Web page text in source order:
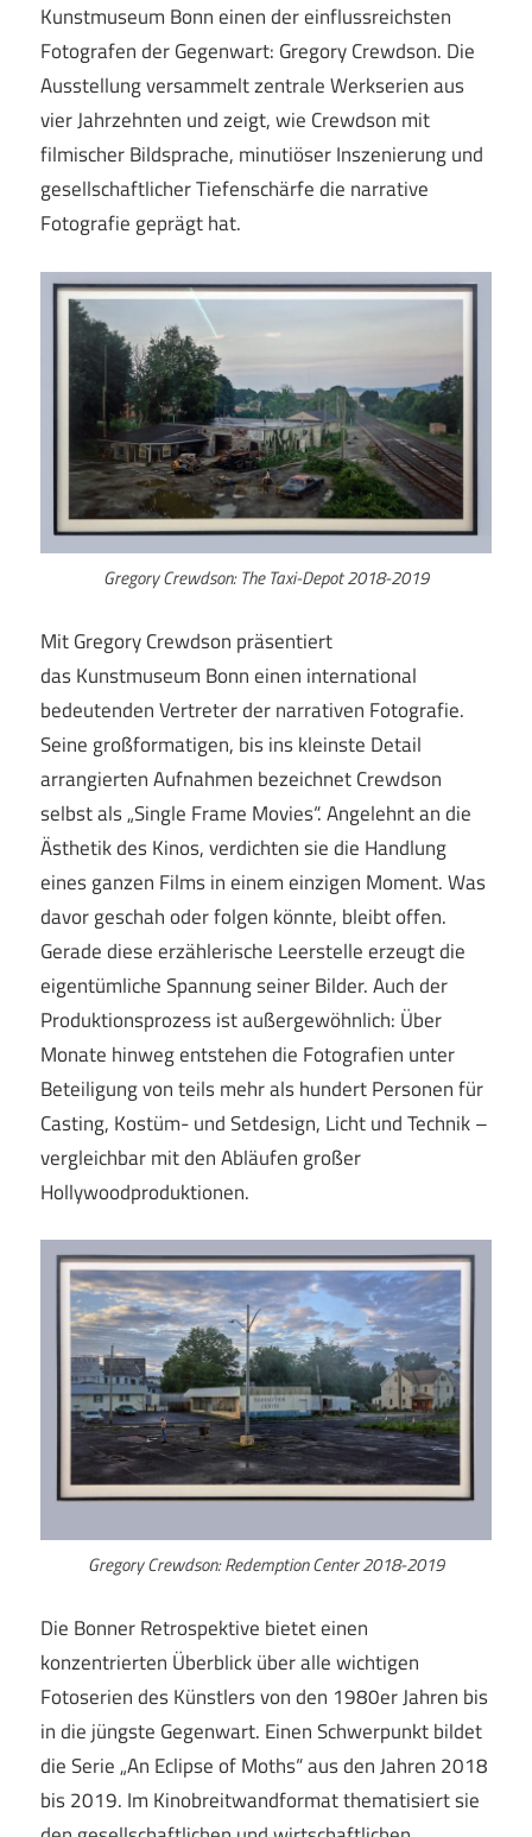
Kunstmuseum Bonn einen der einflussreichsten
Fotografen der Gegenwart: Gregory Crewdson. Die
Ausstellung versammelt zentrale Werkserien aus
vier Jahrzehnten und zeigt, wie Crewdson mit
filmischer Bildsprache, minutiöser Inszenierung und
gesellschaftlicher Tiefenschärfe die narrative
Fotografie geprägt hat.
Gregory Crewdson: The Taxi-Depot 2018-2019
Mit Gregory Crewdson präsentiert
das Kunstmuseum Bonn einen international
bedeutenden Vertreter der narrativen Fotografie.
Seine großformatigen, bis ins kleinste Detail
arrangierten Aufnahmen bezeichnet Crewdson
selbst als „Single Frame Movies“. Angelehnt an die
Ästhetik des Kinos, verdichten sie die Handlung
eines ganzen Films in einem einzigen Moment. Was
davor geschah oder folgen könnte, bleibt offen.
Gerade diese erzählerische Leerstelle erzeugt die
eigentümliche Spannung seiner Bilder. Auch der
Produktionsprozess ist außergewöhnlich: Über
Monate hinweg entstehen die Fotografien unter
Beteiligung von teils mehr als hundert Personen für
Casting, Kostüm- und Setdesign, Licht und Technik –
vergleichbar mit den Abläufen großer
Hollywoodproduktionen.
Gregory Crewdson: Redemption Center 2018-2019
Die Bonner Retrospektive bietet einen
konzentrierten Überblick über alle wichtigen
Fotoserien des Künstlers von den 1980er Jahren bis
in die jüngste Gegenwart. Einen Schwerpunkt bildet
die Serie „An Eclipse of Moths“ aus den Jahren 2018
bis 2019. Im Kinobreitwandformat thematisiert sie